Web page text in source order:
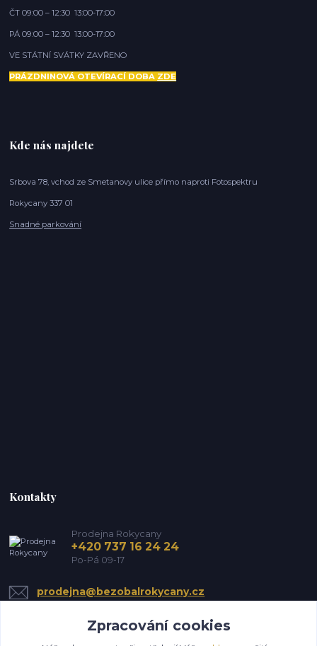
ČT 09:00 – 12:30 13:00-17:00
PÁ 09:00 – 12:30 13:00-17:00
VE STÁTNÍ SVÁTKY ZAVŘENO
PRÁZDNINOVÁ OTEVÍRACÍ DOBA ZDE
Kde nás najdete
Srbova 78, vchod ze Smetanovy ulice přímo naproti Fotospektru
Rokycany 337 01
Snadné parkování
Kontakty
Prodejna Rokycany
+420 737 16 24 24
Po-Pá 09-17
prodejna@bezobalrokycany.cz
Zpracování cookies